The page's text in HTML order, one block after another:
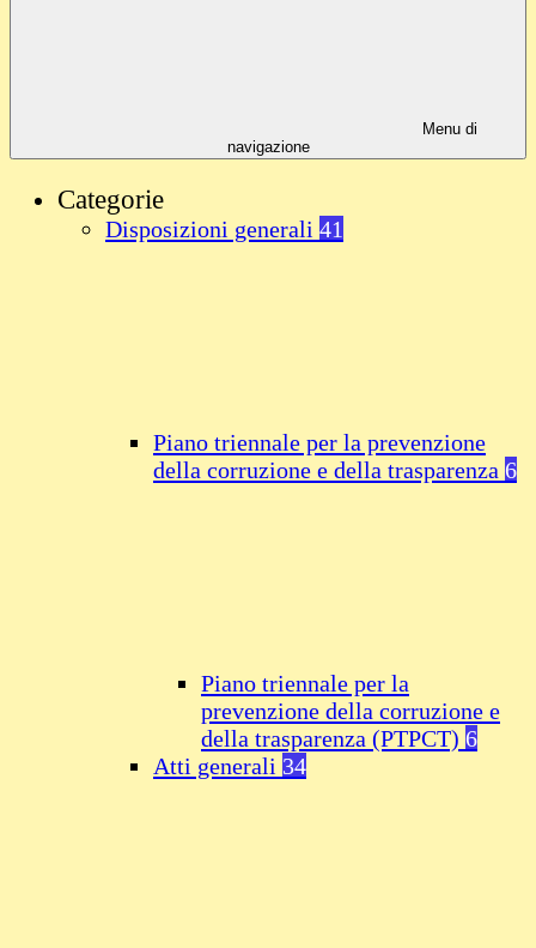
Menu di
navigazione
Categorie
Disposizioni generali 41
Piano triennale per la prevenzione
della corruzione e della trasparenza 6
Piano triennale per la
prevenzione della corruzione e
della trasparenza (PTPCT) 6
Atti generali 34